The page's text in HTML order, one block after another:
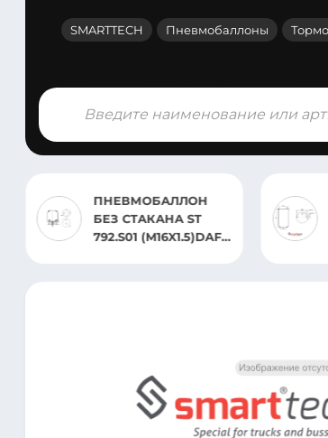
SMARTTECH Пневмобаллоны
Поиск
товаров
ПНЕВМОБАЛЛОН
БЕЗ СТАКАНА ST
4023.S SAF